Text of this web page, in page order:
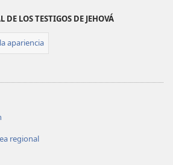
LOS TESTIGOS DE JEHOVÁ
apariencia
regional